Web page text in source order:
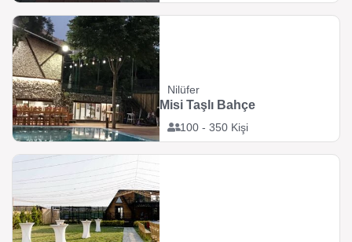
Nilüfer
100 - 350 Kişi
Misi Taşlı Bahçe